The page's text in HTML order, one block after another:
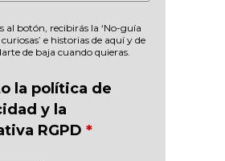
al botón, recibirás la ‘No-guía
e historias de aquí y de
de baja cuando quieras.
la política de
y la
RGPD*